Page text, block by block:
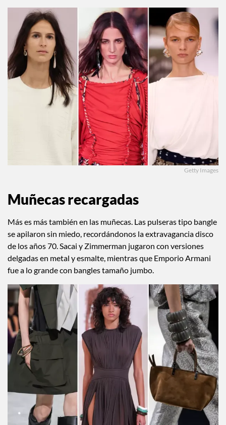
Getty Images
Muñecas recargadas
Más es más también en las muñecas. Las pulseras tipo bangle
se apilaron sin miedo, recordándonos la extravagancia disco
de los años 70. Sacai y Zimmerman jugaron con versiones
delgadas en metal y esmalte, mientras que Emporio Armani
fue a lo grande con bangles tamaño jumbo.